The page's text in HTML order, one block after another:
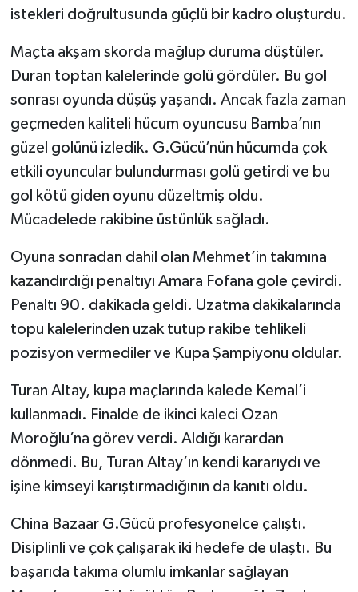
istekleri doğrultusunda güçlü bir kadro oluşturdu.
Maçta akşam skorda mağlup duruma düştüler.
Duran toptan kalelerinde golü gördüler. Bu gol
sonrası oyunda düşüş yaşandı. Ancak fazla zaman
geçmeden kaliteli hücum oyuncusu Bamba’nın
güzel golünü izledik. G.Gücü’nün hücumda çok
etkili oyuncular bulundurması golü getirdi ve bu
gol kötü giden oyunu düzeltmiş oldu.
Mücadelede rakibine üstünlük sağladı.
Oyuna sonradan dahil olan Mehmet’in takımına
kazandırdığı penaltıyı Amara Fofana gole çevirdi.
Penaltı 90. dakikada geldi. Uzatma dakikalarında
topu kalelerinden uzak tutup rakibe tehlikeli
pozisyon vermediler ve Kupa Şampiyonu oldular.
Turan Altay, kupa maçlarında kalede Kemal’i
kullanmadı. Finalde de ikinci kaleci Ozan
Moroğlu’na görev verdi. Aldığı karardan
dönmedi. Bu, Turan Altay’ın kendi kararıydı ve
işine kimseyi karıştırmadığının da kanıtı oldu.
China Bazaar G.Gücü profesyonelce çalıştı.
Disiplinli ve çok çalışarak iki hedefe de ulaştı. Bu
başarıda takıma olumlu imkanlar sağlayan